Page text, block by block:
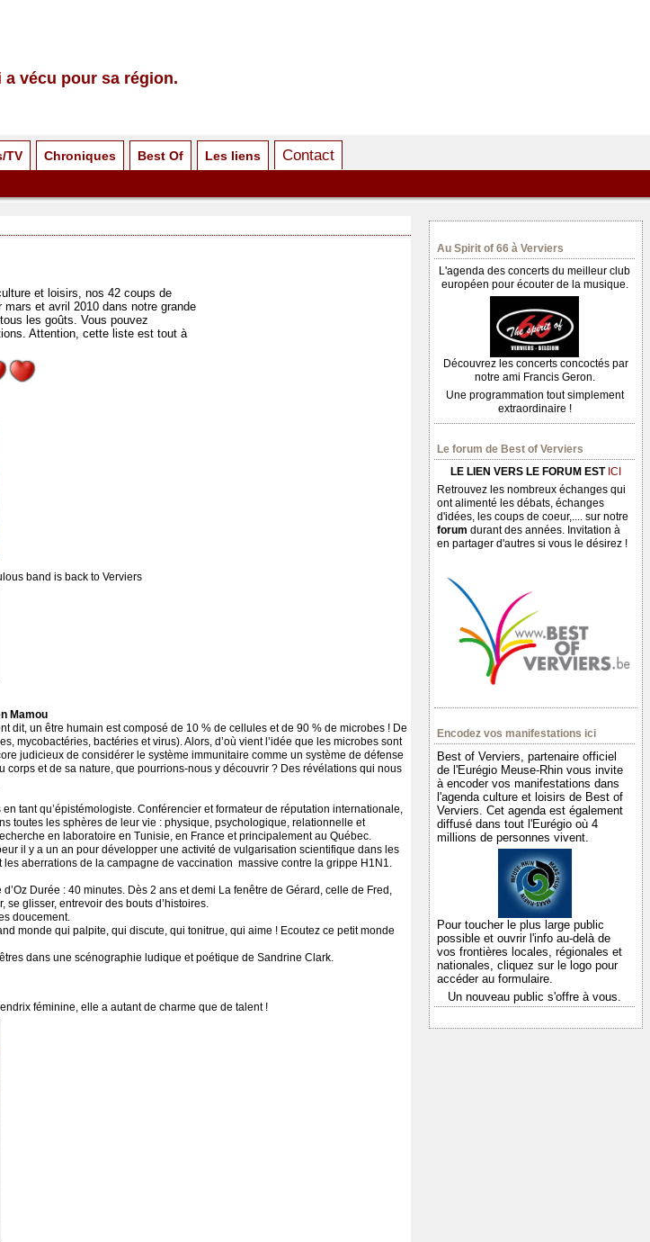
vécu pour sa région.
TV Chroniques Best Of Les liens Contact
et loisirs, nos 42 coups de
et avril 2010 dans notre grande
les goûts. Vous pouvez
Attention, cette liste est tout à
band is back to Verviers
Mamou
dit, un être humain est composé de 10 % de cellules et de 90 % de microbes ! De
mycobactéries, bactéries et virus). Alors, d’où vient l’idée que les microbes sont
judicieux de considérer le système immunitaire comme un système de défense
et de sa nature, que pourrions-nous y découvrir ? Des révélations qui nous
tant qu’épistémologiste. Conférencier et formateur de réputation internationale,
toutes les sphères de leur vie : physique, psychologique, relationnelle et
en laboratoire en Tunisie, en France et principalement au Québec.
il y a un an pour développer une activité de vulgarisation scientifique dans les
aberrations de la campagne de vaccination massive contre la grippe H1N1.
d’Oz Durée : 40 minutes. Dès 2 ans et demi La fenêtre de Gérard, celle de Fred,
se glisser, entrevoir des bouts d’histoires.
doucement.
monde qui palpite, qui discute, qui tonitrue, qui aime ! Ecoutez ce petit monde
dans une scénographie ludique et poétique de Sandrine Clark.
féminine, elle a autant de charme que de talent !
Au Spirit of 66 à Verviers
L'agenda des concerts du meilleur club
européen pour écouter de la musique.
Découvrez les concerts concoctés par
notre ami Francis Geron.
Une programmation tout simplement
extraordinaire !
Le forum de Best of Verviers
LE LIEN VERS LE FORUM EST ICI
Retrouvez les nombreux échanges qui
ont alimenté les débats, échanges
d'idées, les coups de coeur,.... sur notre
forum durant des années. Invitation à
en partager d'autres si vous le désirez !
Encodez vos manifestations ici
Best of Verviers, partenaire officiel
de l'Eurégio Meuse-Rhin vous invite
à encoder vos manifestations dans
l'agenda culture et loisirs de Best of
Verviers. Cet agenda est également
diffusé dans tout l'Eurégio où 4
millions de personnes vivent.
Pour toucher le plus large public
possible et ouvrir l'info au-delà de
vos frontières locales, régionales et
nationales, cliquez sur le logo pour
accéder au formulaire.
Un nouveau public s'offre à vous.